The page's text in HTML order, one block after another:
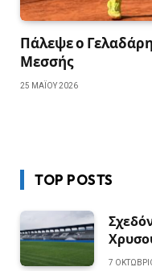
Πάλεψε ο
Μεσσής
25 ΜΑΪ́ΟΥ 2026
TOP POSTS
7